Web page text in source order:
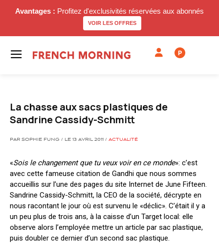
Avantages : Profitez d'exclusivités réservées aux abonnés
VOIR LES OFFRES
P
La chasse aux sacs plastiques de
Sandrine Cassidy-Schmitt
PAR SOPHIE FUNG / LE 13 AVRIL 2011 / ACTUALITÉ
«Sois le changement que tu veux voir en ce monde»: c’est
avec cette fameuse citation de Gandhi que nous sommes
accueillis sur l’une des pages du site Internet de June Fifteen.
Sandrine Cassidy-Schmitt, la CEO de la société, décrypte en
nous racontant le jour où est survenu le «déclic». C’était il y a
un peu plus de trois ans, à la caisse d’un Target local: elle
observe alors l’employée mettre un article par sac plastique,
puis doubler ce dernier d’un second sac plastique.